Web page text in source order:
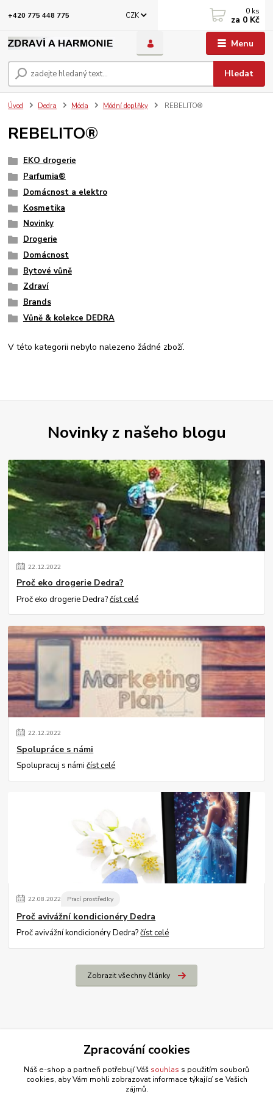
Menu
CZK
Hledat
+420 775 448 775 0 ks
za 0 Kč
Úvod Dedra Móda Módní doplňky REBELITO®
REBELITO®
EKO drogerie
Parfumia®
Domácnost a elektro
Kosmetika
Novinky
Drogerie
Domácnost
Bytové vůně
Zdraví
Brands
Vůně & kolekce DEDRA
V této kategorii nebylo nalezeno žádné zboží.
Novinky z našeho blogu
22.12.2022
Proč eko drogerie Dedra?
Proč eko drogerie Dedra?číst celé
22.12.2022
Spolupráce s námi
Spolupracuj s námičíst celé
22.08.2022 Prací prostředky
Proč avivážní kondicionéry Dedra
Proč avivážní kondicionéry Dedra?číst celé
Zobrazit všechny články
Zpracování cookies
Náš e-shop a partneři potřebují Váš souhlas s použitím souborů
cookies, aby Vám mohli zobrazovat informace týkající se Vašich
zájmů.